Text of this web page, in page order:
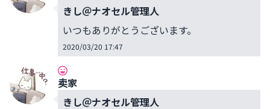
きし＠ナオセル管理人
いつもありがとうございます。
2020/03/20 17:47
卖家
きし＠ナオセル管理人